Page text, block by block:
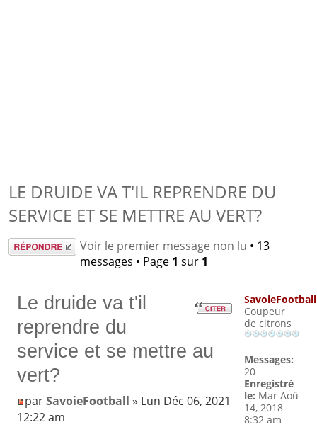
LE DRUIDE VA T'IL REPRENDRE DU
SERVICE ET SE METTRE AU VERT?
Répondre Voir le premier message non lu • 13
messages • Page 1 sur 1
Le druide va t'il
reprendre du
service et se mettre au
vert?
parSavoieFootball » Lun Déc 06, 2021
12:22 am
SavoieFootball
Coupeur
de citrons
Messages:
20
Enregistré
le: Mar Aoû
14, 2018
8:32 am